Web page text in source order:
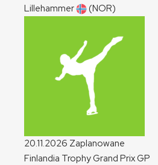
Lillehammer
(NOR)
20.11.2026 Zaplanowane
Finlandia Trophy Grand PrixGP